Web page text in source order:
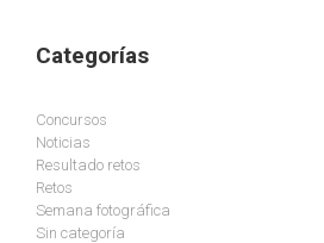
Categorías
Concursos
Noticias
Resultado retos
Retos
Semana fotográfica
Sin categoría